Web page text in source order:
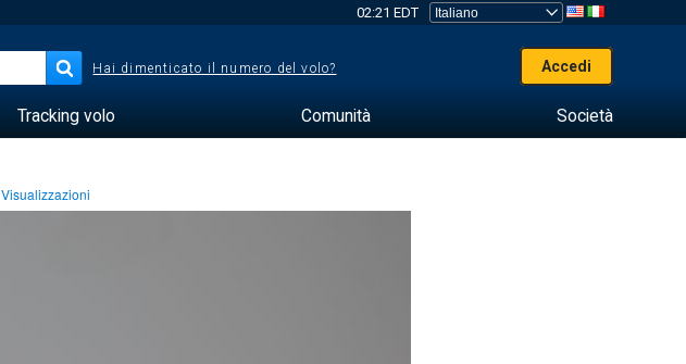
02:21 EDT
Hai dimenticato il numero del volo? Accedi
Tracking volo Comunità Società
Visualizzazioni